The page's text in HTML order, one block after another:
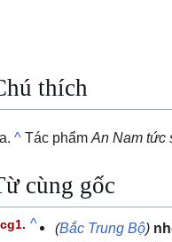
thích
^ Tác phẩmAn Nam tức
cùng gốc
^ (Bắc Trung Bộ)